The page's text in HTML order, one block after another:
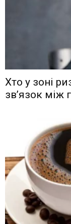
Хто у зоні
зв’язок між